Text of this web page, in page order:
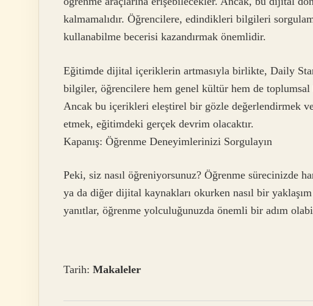
kalmamalıdır. Öğrencilere, edindikleri bilgileri
kullanabilme becerisi kazandırmak önemlidir.
Eğitimde dijital içeriklerin artmasıyla birlikte, Daily
bilgiler, öğrencilere hem genel kültür hem de
Ancak bu içerikleri eleştirel bir gözle değerlendirmek
etmek, eğitimdeki gerçek devrim olacaktır.
Kapanış: Öğrenme Deneyimlerinizi Sorgulayın
Peki, siz nasıl öğreniyorsunuz? Öğrenme sürecinizde
ya da diğer dijital kaynakları okurken nasıl bir
yanıtlar, öğrenme yolculuğunuzda önemli bir adım
Tarih: Makaleler